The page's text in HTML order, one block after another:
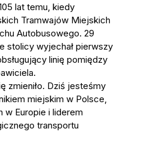
lat temu, kiedy
Tramwajów Miejskich
Autobusowego. 29
stolicy wyjechał pierwszy
linię pomiędzy
zmieniło. Dziś jesteśmy
miejskim w Polsce,
w Europie i liderem
transportu